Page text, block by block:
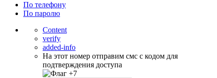
По телефону
По паролю
Content
verify
added-info
На этот номер отправим смс с кодом для
подтверждения доступа
+7